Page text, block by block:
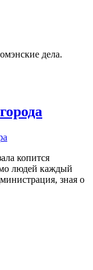
дела.
копится
людей каждый
зная о